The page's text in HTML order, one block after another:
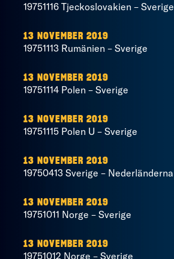
19751116 Tjeckoslovakien – Sverige
13 NOVEMBER 2019
19751113 Rumänien – Sverige
13 NOVEMBER 2019
19751114 Polen – Sverige
13 NOVEMBER 2019
19751115 Polen U – Sverige
13 NOVEMBER 2019
19750413 Sverige – Nederländerna
13 NOVEMBER 2019
19751011 Norge – Sverige
13 NOVEMBER 2019
19751012 Norge – Sverige